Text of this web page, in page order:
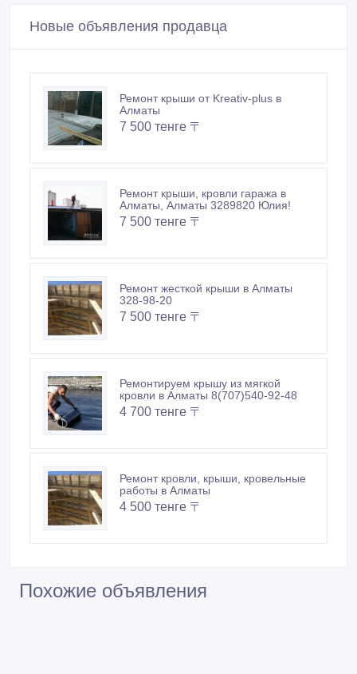
Новые объявления продавца
Ремонт крыши от Kreativ-plus в
Алматы
7 500 тенге 〒
Ремонт крыши, кровли гаража в
Алматы, Алматы 3289820 Юлия!
7 500 тенге 〒
Ремонт жесткой крыши в Алматы
328-98-20
7 500 тенге 〒
Ремонтируем крышу из мягкой
кровли в Алматы 8(707)540-92-48
4 700 тенге 〒
Ремонт кровли, крыши, кровельные
работы в Алматы
4 500 тенге 〒
Похожие объявления